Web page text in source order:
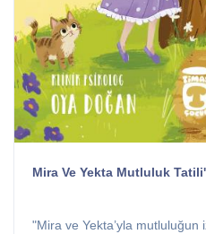
Mira Ve Yekta Mutluluk
"Mira ve Yekta’yla mutluluğun